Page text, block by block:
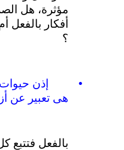
مؤثرة، هل
أفكار بالفعل
؟
• إذن حيوات
هى تعبير عن
بالفعل فتتبع